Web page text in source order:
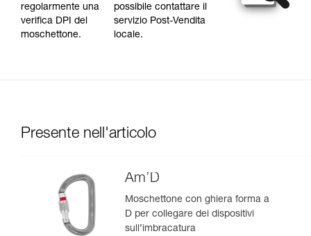
regolarmente una
verifica DPI del
moschettone.
possibile contattare il
servizio Post-Vendita
locale.
Presente nell'articolo
Am’D
Moschettone con ghiera forma a
D per collegare dei dispositivi
sull’imbracatura